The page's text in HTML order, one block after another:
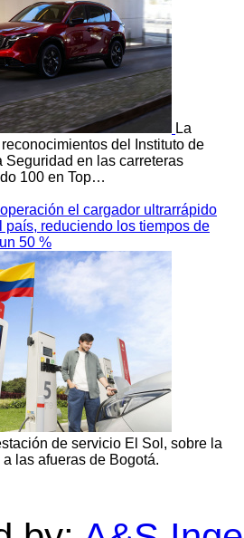
La
del Instituto de
Seguridad en las carreteras
100 en Top…
el cargador ultrarrápido
país, reduciendo los tiempos de
50 %
de servicio El Sol, sobre la
las afueras de Bogotá.